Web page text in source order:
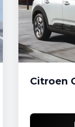
Citroen